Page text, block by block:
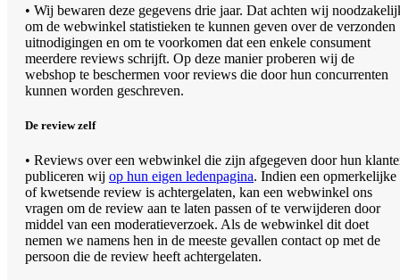
• Wij bewaren deze gegevens drie jaar. Dat achten wij
om de webwinkel statistieken te kunnen geven over de verzonden
uitnodigingen en om te voorkomen dat een enkele consument
meerdere reviews schrijft. Op deze manier proberen wij de
webshop te beschermen voor reviews die door hun concurrenten
kunnen worden geschreven.
De review zelf
• Reviews over een webwinkel die zijn afgegeven door hun
publiceren wij op hun eigen ledenpagina. Indien een opmerkelijke
of kwetsende review is achtergelaten, kan een webwinkel ons
vragen om de review aan te laten passen of te verwijderen door
middel van een moderatieverzoek. Als de webwinkel dit doet
nemen we namens hen in de meeste gevallen contact op met de
persoon die de review heeft achtergelaten.